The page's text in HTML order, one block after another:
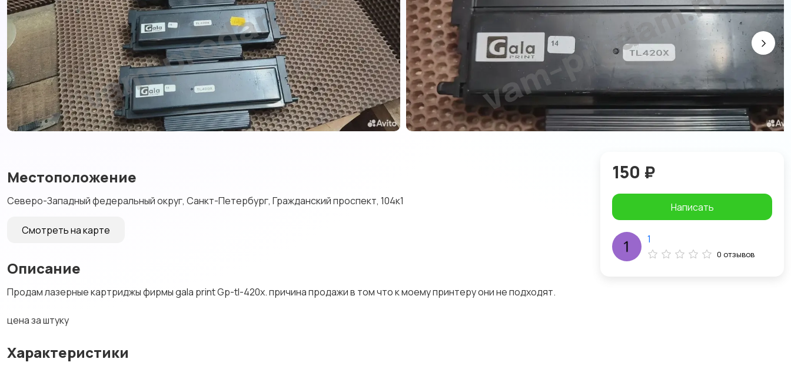
Местоположение
Северо-Западный федеральный округ, Санкт-Петербург, Гражданский проспект, 104к1
Смотреть на карте
Описание
Продам лазерные картриджы фирмы gala print Gp-tl-420x. причина продажи в том что к моему принтеру они не подходят.
цена за штуку
Характеристики
150 ₽
Написать
1
0 отзывов